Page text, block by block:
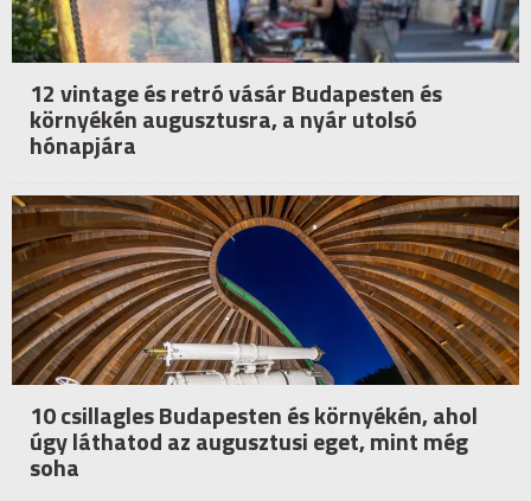
12 vintage és retró vásár Budapesten és
környékén augusztusra, a nyár utolsó
hónapjára
10 csillagles Budapesten és környékén, ahol
úgy láthatod az augusztusi eget, mint még
soha